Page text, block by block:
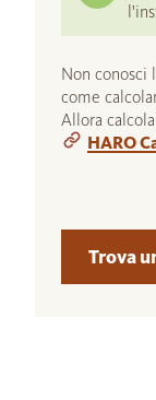
Non conosci
come
Allora
HARO
Trova